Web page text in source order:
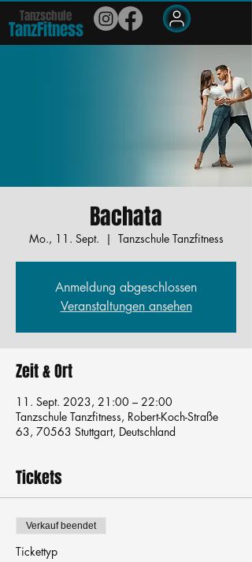
Tanzschule
TanzFitness
Bachata
Mo., 11. Sept.
  |
Tanzschule Tanzfitness
Anmeldung abgeschlossen
Veranstaltungen ansehen
Zeit & Ort
11. Sept. 2023, 21:00 – 22:00
Tanzschule Tanzfitness, Robert-Koch-Straße
63, 70563 Stuttgart, Deutschland
Tickets
Verkauf beendet
Tickettyp